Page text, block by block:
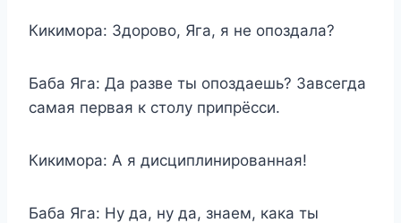
Кикимора: Здорово, Яга, я не опоздала?
Баба Яга: Да разве ты опоздаешь? Завсегда
самая первая к столу припрёсси.
Кикимора: А я дисциплинированная!
Баба Яга: Ну да, ну да, знаем, кака ты